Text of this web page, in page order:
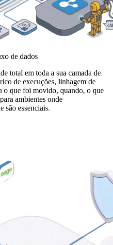
de dados
total em toda a sua camada de
de execuções, linhagem de
o que foi movido, quando, o que
ambientes onde
são essenciais.